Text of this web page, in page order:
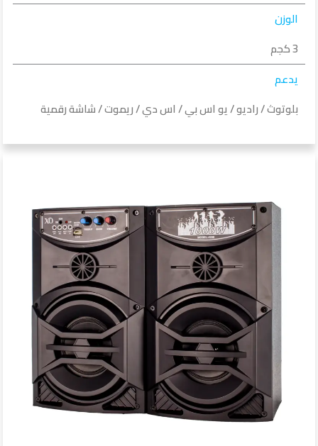
الوزن
3 كجم
يدعم
بلوتوث / راديو / يو اس بي / اس دي / ريموت / شاشة رقمية